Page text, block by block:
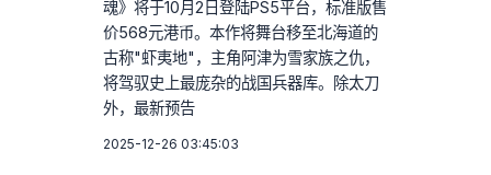
魂》将于10月2日登陆PS5平台，标准版售
价568元港币。本作将舞台移至北海道的
古称"虾夷地"，主角阿津为雪家族之仇，
将驾驭史上最庞杂的战国兵器库。除太刀
外，最新预告
2025-12-26 03:45:03